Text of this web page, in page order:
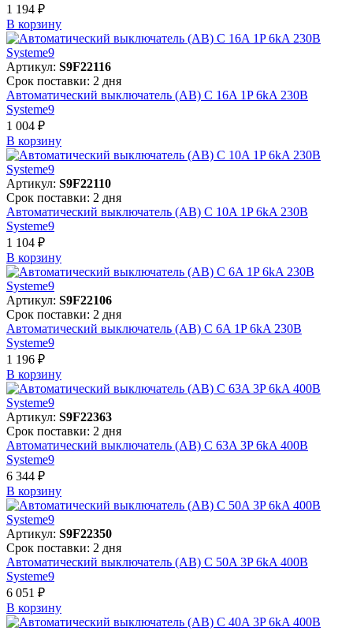
1 194 ₽
В корзинy
Артикул: S9F22116
Срок поставки: 2 дня
Автоматический выключатель (АВ) C 16A 1P 6kA 230В
Systeme9
1 004 ₽
В корзинy
Артикул: S9F22110
Срок поставки: 2 дня
Автоматический выключатель (АВ) C 10A 1P 6kA 230В
Systeme9
1 104 ₽
В корзинy
Артикул: S9F22106
Срок поставки: 2 дня
Автоматический выключатель (АВ) C 6A 1P 6kA 230В
Systeme9
1 196 ₽
В корзинy
Артикул: S9F22363
Срок поставки: 2 дня
Автоматический выключатель (АВ) C 63A 3P 6kA 400В
Systeme9
6 344 ₽
В корзинy
Артикул: S9F22350
Срок поставки: 2 дня
Автоматический выключатель (АВ) C 50A 3P 6kA 400В
Systeme9
6 051 ₽
В корзинy